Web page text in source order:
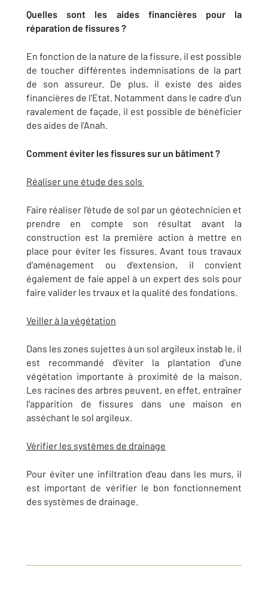
Quelles sont les aides financières pour la
réparation de fissures ?
En fonction de la nature de la fissure, il est possible
de toucher différentes indemnisations de la part
de son assureur. De plus, il existe des aides
financières de l'Etat. Notamment dans le cadre d'un
ravalement de façade, il est possible de bénéficier
des aides de l'Anah.
Comment éviter les fissures sur un bâtiment ?
Réaliser une étude des sols
Faire réaliser l'étude de sol par un géotechnicien et
prendre en compte son résultat avant la
construction est la première action à mettre en
place pour éviter les fissures. Avant tous travaux
d'aménagement ou d'extension, il convient
également de faie appel à un expert des sols pour
faire valider les trvaux et la qualité des fondations.
Veiller à la végétation
Dans les zones sujettes à un sol argileux instab le, il
est recommandé d'éviter la plantation d'une
végétation importante à proximité de la maison.
Les racines des arbres peuvent, en effet, entraîner
l'apparition de fissures dans une maison en
asséchant le sol argileux.
Vérifier les systèmes de drainage
Pour éviter une infiltration d'eau dans les murs, il
est important de vérifier le bon fonctionnement
des systèmes de drainage.